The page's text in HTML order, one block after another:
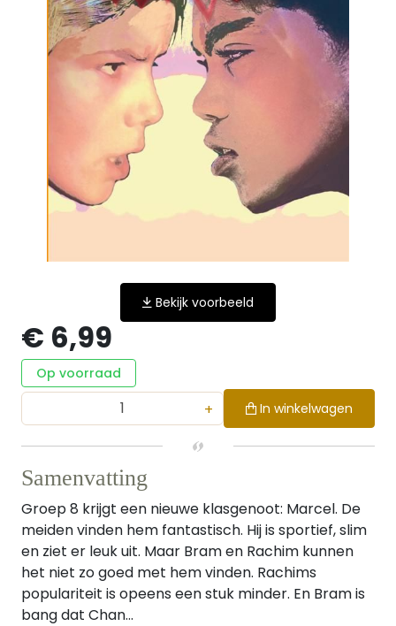
Bekijk voorbeeld
€ 6,99
Op voorraad
+ In winkelwagen
Samenvatting
Groep 8 krijgt een nieuwe klasgenoot: Marcel. De
meiden vinden hem fantastisch. Hij is sportief, slim
en ziet er leuk uit. Maar Bram en Rachim kunnen
het niet zo goed met hem vinden. Rachims
populariteit is opeens een stuk minder. En Bram is
bang dat Chan...